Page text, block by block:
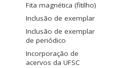
Fita magnética (fitilho)
Inclusão de exemplar
Inclusão de exemplar
de periódico
Incorporação de
acervos da UFSC